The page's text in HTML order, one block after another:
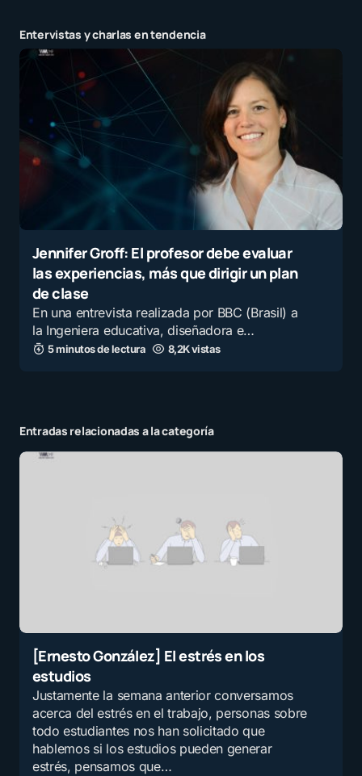
Entervistas y charlas en tendencia
Jennifer Groff: El profesor debe evaluar
las experiencias, más que dirigir un plan
de clase
En una entrevista realizada por BBC (Brasil) a
la Ingeniera educativa, diseñadora e…
5 minutos de lectura 8,2K vistas
Entradas relacionadas a la categoría
[Ernesto González] El estrés en los
estudios
Justamente la semana anterior conversamos
acerca del estrés en el trabajo, personas sobre
todo estudiantes nos han solicitado que
hablemos si los estudios pueden generar
estrés, pensamos que…